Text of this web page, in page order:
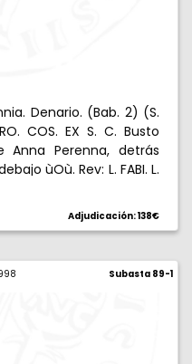
Denario. (Bab. 2) (S.
COS. EX S. C. Busto
Perenna, detrás
ùOù. Rev: L. FABI. L.
MBC+.Adjudicación: 138€
Subasta 89-1